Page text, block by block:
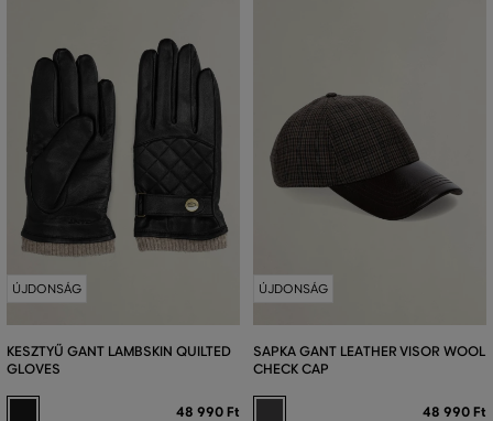
ÚJDONSÁG
KESZTYŰ GANT LAMBSKIN QUILTED
GLOVES
48 990 Ft
ÚJDONSÁG
SAPKA GANT LEATHER VISOR WOOL
CHECK CAP
48 990 Ft